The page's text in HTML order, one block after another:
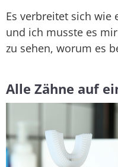
Es verbreitet sich wie
und ich musste es
zu sehen, worum es
Alle Zähne auf